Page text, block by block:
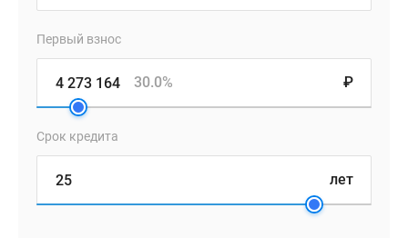
Первый взнос
₽
30.0%
Срок кредита
лет